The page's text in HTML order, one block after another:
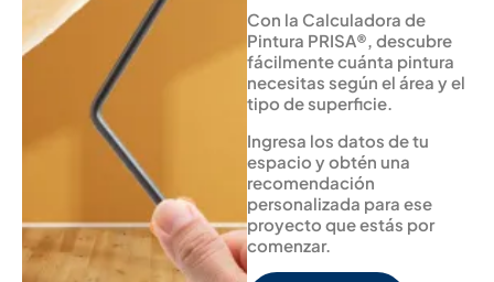
Con la Calculadora de
Pintura PRISA®, descubre
fácilmente cuánta pintura
necesitas según el área y el
tipo de superficie.
Ingresa los datos de tu
espacio y obtén una
recomendación
personalizada para ese
proyecto que estás por
comenzar.